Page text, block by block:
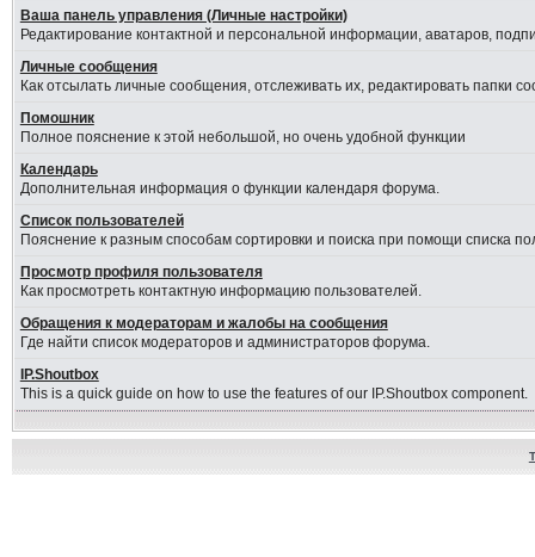
Ваша панель управления (Личные настройки)
Редактирование контактной и персональной информации, аватаров,
Личные сообщения
Как отсылать личные сообщения, отслеживать их, редактировать папки
Помошник
Полное пояснение к этой небольшой, но очень удобной функции
Календарь
Дополнительная информация о функции календаря форума.
Список пользователей
Пояснение к разным способам сортировки и поиска при помощи списка
Просмотр профиля пользователя
Как просмотреть контактную информацию пользователей.
Обращения к модераторам и жалобы на сообщения
Где найти список модераторов и администраторов форума.
IP.Shoutbox
This is a quick guide on how to use the features of our IP.Shoutbox component.